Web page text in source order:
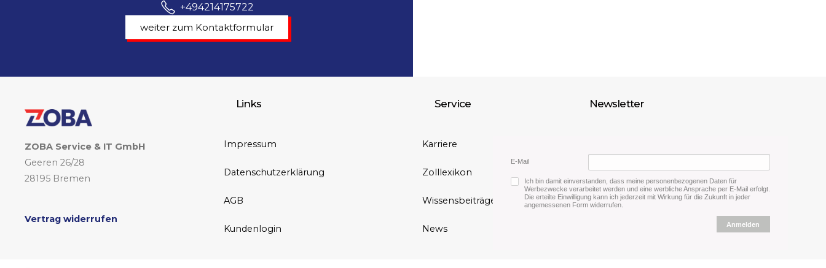
+494214175722
weiter zum Kontaktformular
ZOBA Service & IT GmbH
Geeren 26/28
28195 Bremen
Vertrag widerrufen
Links
Impressum
Datenschutzerklärung
AGB
Kundenlogin
Service
Karriere
Zolllexikon
Wissensbeiträge
News
Newsletter
E-Mail
Ich bin damit einverstanden, dass meine personenbezogenen Daten für
Werbezwecke verarbeitet werden und eine werbliche Ansprache per E-Mail erfolgt.
Die erteilte Einwilligung kann ich jederzeit mit Wirkung für die Zukunft in jeder
angemessenen Form widerrufen.
Anmelden